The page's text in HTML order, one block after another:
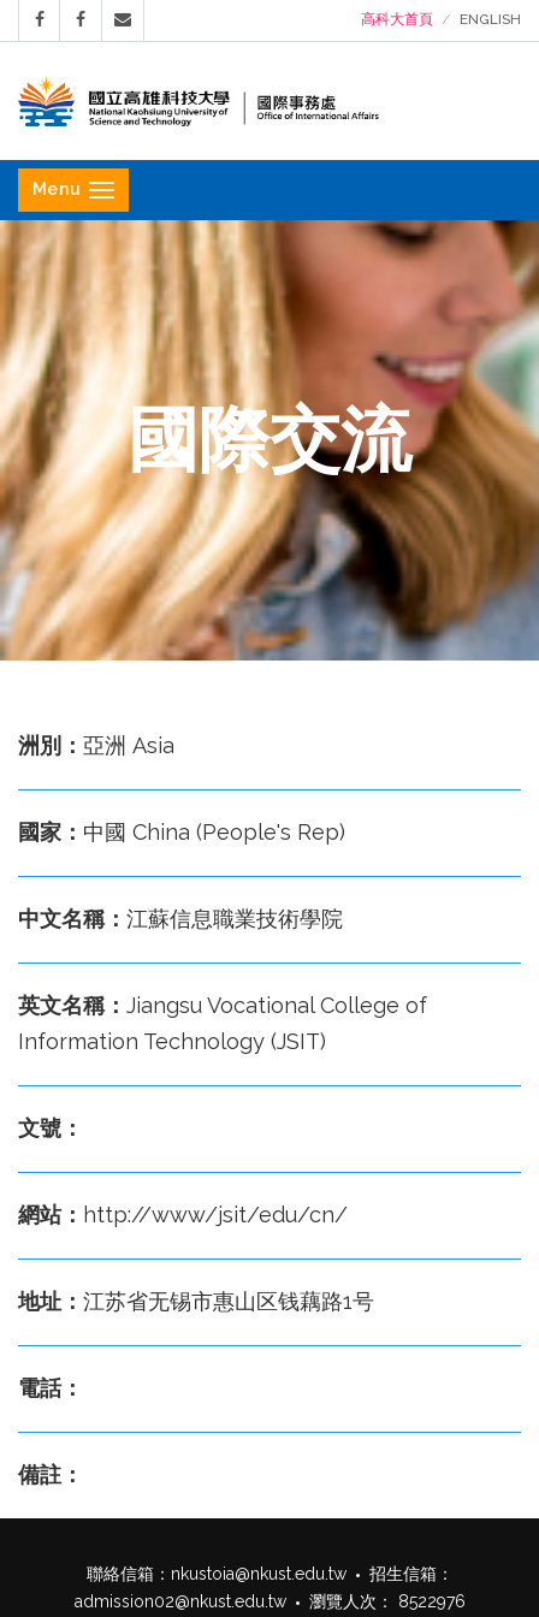
高科大首頁 ENGLISH
立
高
雄
科
技
大
學
國
際
務
處
Menu
國際交流
洲別： 亞洲 Asia
國家： 中國 China (People's Rep)
中文名稱： 江蘇信息職業技術學院
英文名稱： Jiangsu Vocational College of
Information Technology (JSIT)
文號：
網站： http://www/jsit/edu/cn/
地址： 江苏省无锡市惠山区钱藕路1号
電話：
備註：
聯絡信箱： nkustoia@nkust.edu.tw
招生信箱：
admission02@nkust.edu.tw
瀏覽人次： 8522976